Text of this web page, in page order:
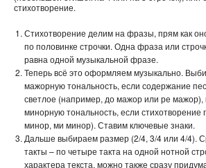
стихотворение.
Стихотворение делим на фразы, прям как
по половинке строчки. Одна фраза или
равна одной музыкальной фразе.
Теперь всё это оформляем музыкально.
мажорную тональность, если содержание
светлое (например, до мажор или ре мажор),
минорную тональность, если стихотворение
минор, ми минор). Ставим ключевые знаки.
Дальше выбираем размер (2/4, 3/4 или 4/4).
такты – по четыре такта на одной нотной
характера текста, можно также сразу